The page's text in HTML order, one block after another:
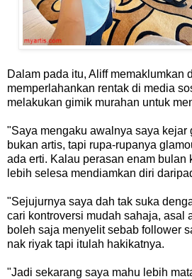
Dalam pada itu, Aliff memaklumkan
memperlahankan rentak di media
melakukan gimik murahan untuk
"Saya mengaku awalnya saya kejar
bukan artis, tapi rupa-rupanya
ada erti. Kalau perasan enam bulan
lebih selesa mendiamkan diri
"Sejujurnya saya dah tak suka
cari kontroversi mudah sahaja, asal
boleh saja menyelit sebab follower
nak riyak tapi itulah hakikatnya.
"Jadi sekarang saya mahu lebih